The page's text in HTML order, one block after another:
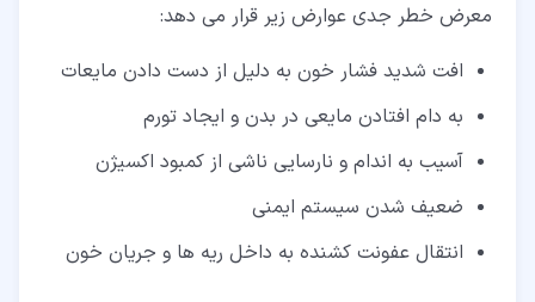
معرض خطر جدی عوارض زیر قرار می دهد:
افت شدید فشار خون به دلیل از دست دادن مایعات
به دام افتادن مایعی در بدن و ایجاد تورم
آسیب به اندام و نارسایی ناشی از کمبود اکسیژن
ضعیف شدن سیستم ایمنی
انتقال عفونت کشنده به داخل ریه ها و جریان خون